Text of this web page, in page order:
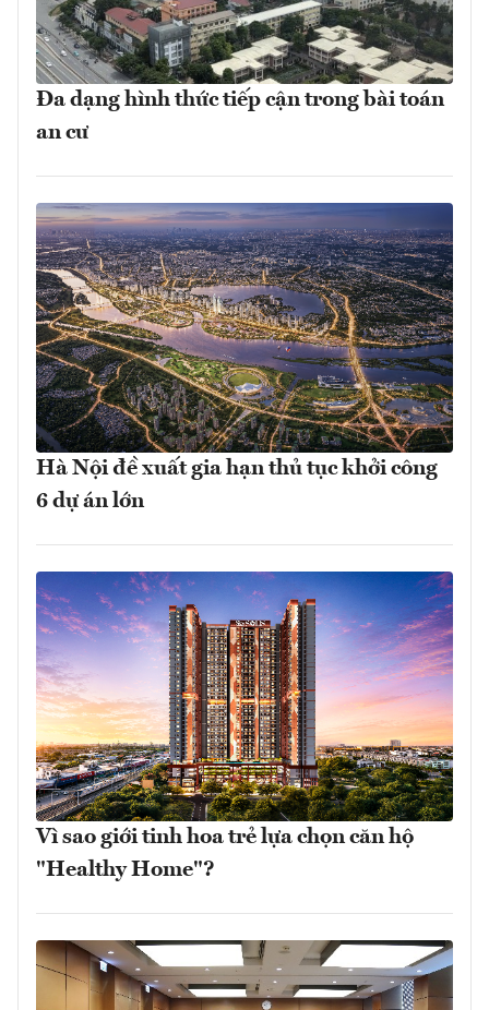
Đa dạng hình thức tiếp cận trong bài toán
an cư
Hà Nội đề xuất gia hạn thủ tục khởi công
6 dự án lớn
Vì sao giới tinh hoa trẻ lựa chọn căn hộ
"Healthy Home"?